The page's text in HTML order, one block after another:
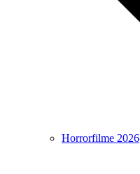
Horrorfilme 2026